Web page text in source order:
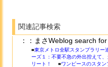
関連記事検索
：：まさWeblog search
■東京メトロ全駅スタンプラリー
ーズ１：不要不急の外出控えて
リート！
■ワンピースのスタ